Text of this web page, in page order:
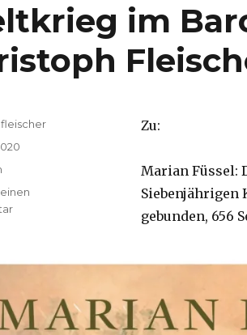
im
Zu:
Marian Füssel:
Siebenjährigen
gebunden, 656
zu
Christoph
Fleischer,